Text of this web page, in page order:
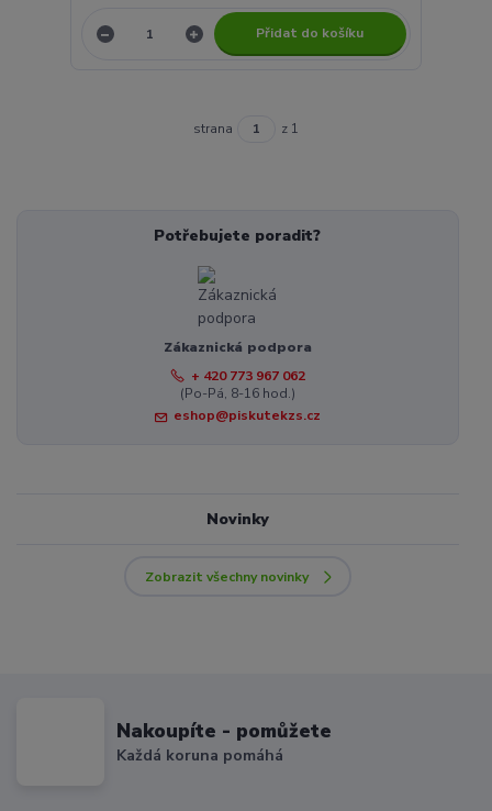
Přidat do košíku
strana z 1
Potřebujete poradit?
Zákaznická podpora
+ 420 773 967 062
(Po-Pá, 8-16 hod.)
eshop@piskutekzs.cz
Novinky
Zobrazit všechny novinky
Nakoupíte - pomůžete
Každá koruna pomáhá